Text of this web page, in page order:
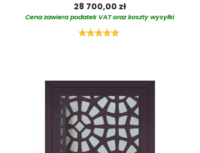
28 700,00 zł
Cena zawiera podatek VAT oraz koszty wysyłki
Ocena: